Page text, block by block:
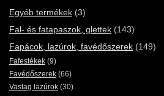
Egyéb termékek (3)
Fal- és fatapaszok, glettek (143)
Fapácok, lazúrok, favédőszerek (149)
Fafestékek (9)
Favédőszerek (66)
Vastag lazúrok (30)